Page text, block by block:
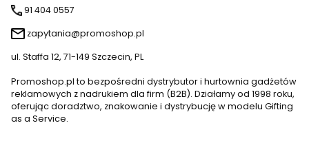
91 404 0557
zapytania@promoshop.pl
ul. Staffa 12, 71-149 Szczecin, PL
Promoshop.pl to bezpośredni dystrybutor i hurtownia gadżetów
reklamowych z nadrukiem dla firm (B2B). Działamy od 1998 roku,
oferując doradztwo, znakowanie i dystrybucję w modelu Gifting
as a Service.